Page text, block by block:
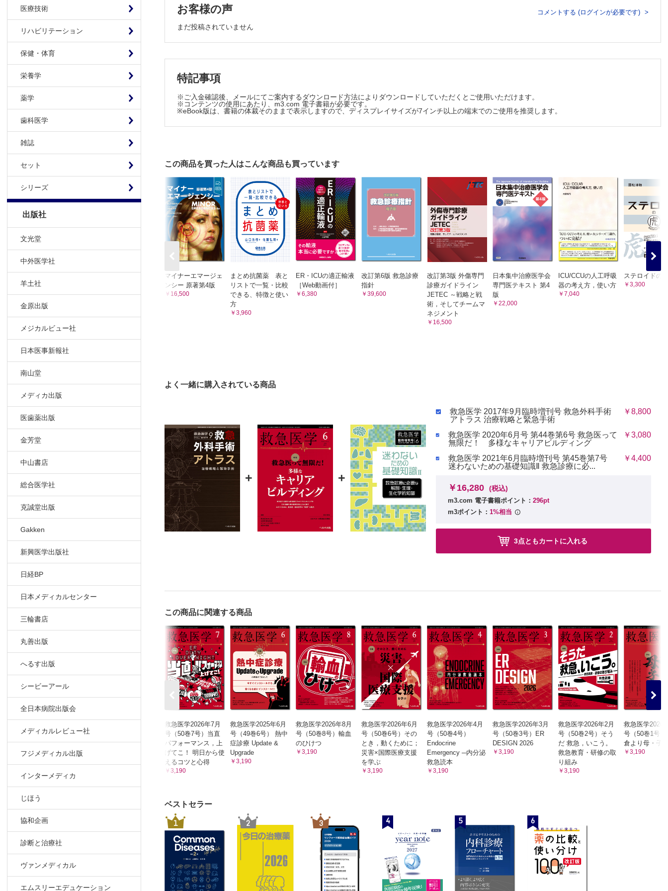
医療技術
リハビリテーション
保健・体育
栄養学
薬学
歯科医学
雑誌
セット
シリーズ
出版社
文光堂
中外医学社
羊土社
金原出版
メジカルビュー社
日本医事新報社
南山堂
メディカ出版
医歯薬出版
金芳堂
中山書店
総合医学社
克誠堂出版
Gakken
新興医学出版社
日経BP
日本メディカルセンター
三輪書店
丸善出版
へるす出版
シービーアール
全日本病院出版会
メディカルレビュー社
フジメディカル出版
インターメディカ
じほう
協和企画
診断と治療社
ヴァンメディカル
エムスリーエデュケーション
37．銃傷の手術
東京医科歯科大学医学部附属病院救命救急センターERセンター／加地 正人
10．食道破裂・穿孔の診断と治療戦略
慶應義塾大学医学部一般消化器外科／川久保 博文 他
11．横隔膜損傷の手術
埼玉医科大学国際医療センター救命救急科／大谷 義孝 他
14．DCS；damage control surgery
島根大学医学部附属病院高度外傷センター／下条 芳秀 他
15．腹部切刺創の手術
帝京大学医学部救急医学講座／角山 泰一朗
17．肝，胆道損傷の手術
済生会横浜市東部病院横浜市重症外傷センター／清水 正幸 他
18．脾損傷の手術
山梨県立中央病院救命救急センター／井上 潤一
19．膵損傷の手術
岩崎病院／栗栖 茂
20．腎損傷の手術
21．上部消化管穿孔の手術
東京医科大学救急・災害医学分野／内堀 健一郎 他
22．急性胆囊炎の手術
川崎幸病院消化器病センター外科／原 義明
東京慈恵会医科大学葛飾医療センター外科／河野 修三
青燈会小豆畑病院救急・総合診療科/日本大学医学部救急医学系救急集中治療医学分野／小豆畑 丈夫
27．腸管虚血への手術
北里大学医学部救命救急医学／片岡 祐一
28．絞扼性イレウスの手術
愛媛大学大学院医学系研究科救急航空医療学講座／佐藤 格夫 他
29．鼠径部ヘルニア嵌頓の手術
多根総合病院急性腹症科／城田 哲哉
30．膀胱損傷の手術
深谷赤十字病院救命救急・外傷センター救急診療科／上野 恵子 他
31．重症骨盤骨折への初期手術；創外固定術と後腹膜パッキング
聖隷三方原病院整形外科／石濱 嘉紘 他
35．熱傷に対する減張切開術
湘南真田クリニック／春成 伸之
36．汚染創への対応；四肢開放創へのデブリドマン治療
長崎大学病院外傷センター／福島 達也 他
37．銃傷の手術
徳島県立中央病院救急外科・外傷センター／大村 健史
38．爆傷への対応
日本医科大学大学院医学研究科外科系救急医学分野／布施 明
お客様の声 コメントする (ログインが必要です)
まだ投稿されていません
特記事項
※ご入金確認後、メールにてご案内するダウンロード方法によりダウンロードしていただくとご使用いただけます。
※コンテンツの使用にあたり、m3.com 電子書籍が必要です。
※eBook版は、書籍の体裁そのままで表示しますので、ディスプレイサイズが7インチ以上の端末でのご使用を推奨します。
この商品を買った人はこんな商品も買っています
マイナーエマージェ
ンシー 原著第4版
￥16,500
まとめ抗菌薬 表と
リストで一覧・比較
できる、特徴と使い
方
￥3,960
ER・ICUの適正輸液
［Web動画付］
￥6,380
改訂第6版 救急診療
指針
￥39,600
改訂第3版 外傷専門
診療ガイドライン
JETEC ～戦略と戦
術，そしてチームマ
ネジメント
￥16,500
日本集中治療医学会
専門医テキスト 第4
版
￥22,000
ICU/CCUの人工呼吸
器の考え方，使い方
￥7,040
ステロイドの
￥3,300
よく一緒に購入されている商品
+ +
救急医学 2017年9月臨時増刊号 救急外科手術
アトラス 治療戦略と緊急手術
￥8,800
救急医学 2020年6月号 第44巻第6号 救急医って
無限だ！ 多様なキャリアビルディング
￥3,080
救急医学 2021年6月臨時増刊号 第45巻第7号
迷わないための基礎知識Ⅱ 救急診療に必...
￥4,400
￥16,280 (税込)
m3.com 電子書籍ポイント： 296pt
m3ポイント： 1%相当
3点ともカートに入れる
この商品に関連する商品
救急医学2026年7月
号（50巻7号）当直
パフォーマンス，上
げてこ！ 明日から使
えるコツと心得
￥3,190
救急医学2025年6月
号（49巻6号） 熱中
症診療 Update &
Upgrade
￥3,190
救急医学2026年8月
号（50巻8号）輸血
のひけつ
￥3,190
救急医学2026年6月
号（50巻6号）その
とき，動くために；
災害×国際医療支援
を学ぶ
￥3,190
救急医学2026年4月
号（50巻4号）
Endocrine
Emergency ─内分泌
救急読本
￥3,190
救急医学2026年3月
号（50巻3号）ER
DESIGN 2026
￥3,190
救急医学2026年2月
号（50巻2号）そう
だ 救急，いこう。
救急教育・研修の取
り組み
￥3,190
救急医学2026
号（50巻1号）
倉より母・子
￥3,190
ベストセラー
1 2 3 4 5 6